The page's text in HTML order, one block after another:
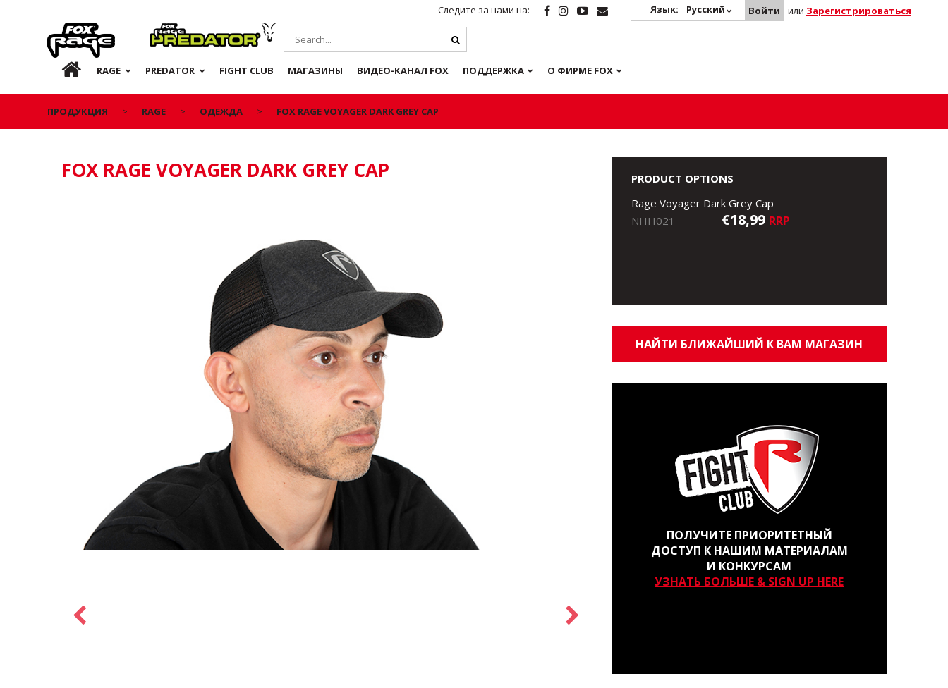
Следите за нами на: Язык: Русский Войти или Зарегистрироваться
Rage Predator
RU RAGE PREDATOR FIGHT CLUB МАГАЗИНЫ ВИДЕО-КАНАЛ FOX ПОДДЕРЖКА О ФИРМЕ FOX
ПРОДУКЦИЯ RAGE ОДЕЖДА FOX RAGE VOYAGER DARK GREY CAP
FOX RAGE VOYAGER DARK GREY CAP
PRODUCT OPTIONS
Rage Voyager Dark Grey Cap
NHH021
€18,99 RRP
НАЙТИ БЛИЖАЙШИЙ К ВАМ МАГАЗИН
ПОЛУЧИТЕ ПРИОРИТЕТНЫЙ
ДОСТУП К НАШИМ МАТЕРИАЛАМ
И КОНКУРСАМ
УЗНАТЬ БОЛЬШЕ & SIGN UP HERE